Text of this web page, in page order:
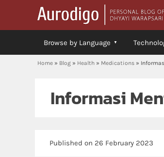
Browse by Language
Home » Blog » Health » Medications »
Informasi
Published on 26 February 2023